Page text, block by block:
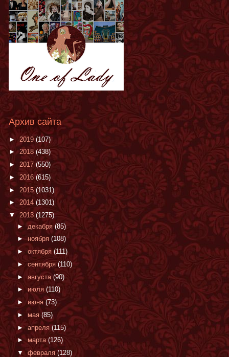
Архив сайта
► 2019 (107)
►2018 (438)
► 2017 (550)
► 2016(615)
► 2015 (1031)
►2014 (1301)
▼ 2013 (1275)
►декабря (85)
► ноября (108)
► октября(111)
► сентября (110)
► августа(90)
► июля (110)
► июня(73)
► мая (85)
►апреля (115)
► марта (126)
▼ февраля (128)